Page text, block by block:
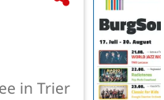
in Trier